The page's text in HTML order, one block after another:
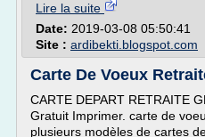
Lire la suite
Date: 2019-03-08 05:50:41
Site : ardibekti.blogspot.com
Carte De Voeux
CARTE DEPART RETRAITE
Gratuit Imprimer. carte de
plusieurs modèles de cartes